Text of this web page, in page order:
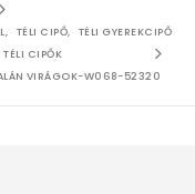
, TÉLI CIPŐ,
TÉLI GYEREKCIPŐ
TÉLI CIPŐK
VIRÁGOK-W068-52320